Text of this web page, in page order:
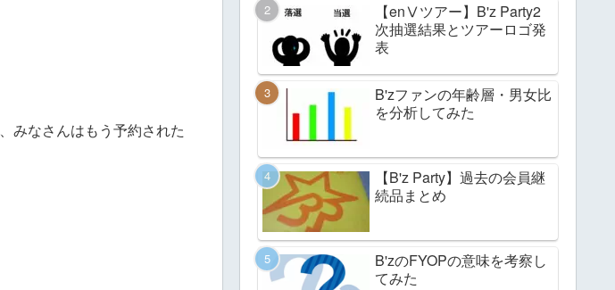
、みなさんはもう予約された
【enⅤツアー】B'z Party2
次抽選結果とツアーロゴ発
表
B'zファンの年齢層・男女比
を分析してみた
【B'z Party】過去の会員継
続品まとめ
B'zのFYOPの意味を考察し
てみた